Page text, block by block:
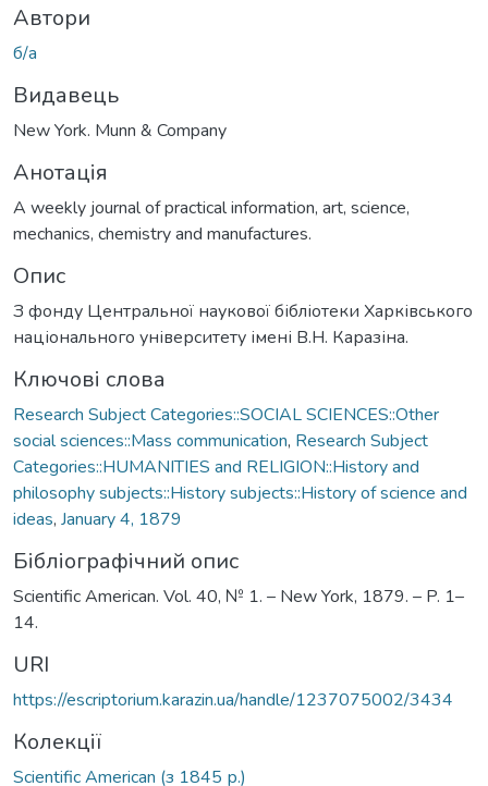
Автори
б/а
Видавець
New York. Munn & Company
Анотація
A weekly journal of practical information, art, science,
mechanics, chemistry and manufactures.
Опис
З фонду Центральної наукової бібліотеки Харківського
національного університету імені В.Н. Каразіна.
Ключові слова
Research Subject Categories::SOCIAL SCIENCES::Other
social sciences::Mass communication, Research Subject
Categories::HUMANITIES and RELIGION::History and
philosophy subjects::History subjects::History of science and
ideas, January 4, 1879
Бібліографічний опис
Scientific American. Vol. 40, № 1. – New York, 1879. – P. 1–
14.
URI
https://escriptorium.karazin.ua/handle/1237075002/3434
Колекції
Scientific American (з 1845 р.)